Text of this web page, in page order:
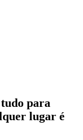
para
lugar é